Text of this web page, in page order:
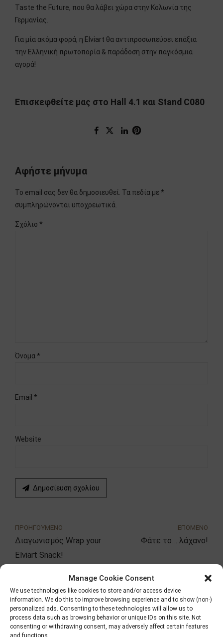
Manage Cookie Consent
We use technologies like cookies to store and/or access device
information. We do this to improve browsing experience and to show (non-)
personalized ads. Consenting to these technologies will allow us to
process data such as browsing behavior or unique IDs on this site. Not
consenting or withdrawing consent, may adversely affect certain features
and functions.
Taste the Future, που θα λάβει χώρα στην Κολωνία της
Γερμανίας.
Για μία ακόμα φορά, η Elviart θα αντιπροσωπεύσει επάξια
την Ελληνική πρωτοπορία & παράδοση στην παγκόσμια
αγορά!
Επισκεφθείτε μας στο Hall 4.1 και Stand C080
Αφήστε μήνυμα
Το email σας δεν θα δημοσιευθεί. Τα πεδία με *
συμπληρώνονται υποχρεωτικά.
Σχόλιο *
Όνομα *
Email *
Website
Δημοσίευση σχολίου
ΠΡΟΗΓΟΥΜΕΝΟ
Διαγωνισμός Wrap your
Elviart Snack!
ΕΠΟΜΕΝΟ
Φάτε το… λάχανο!
Αναζήτηση